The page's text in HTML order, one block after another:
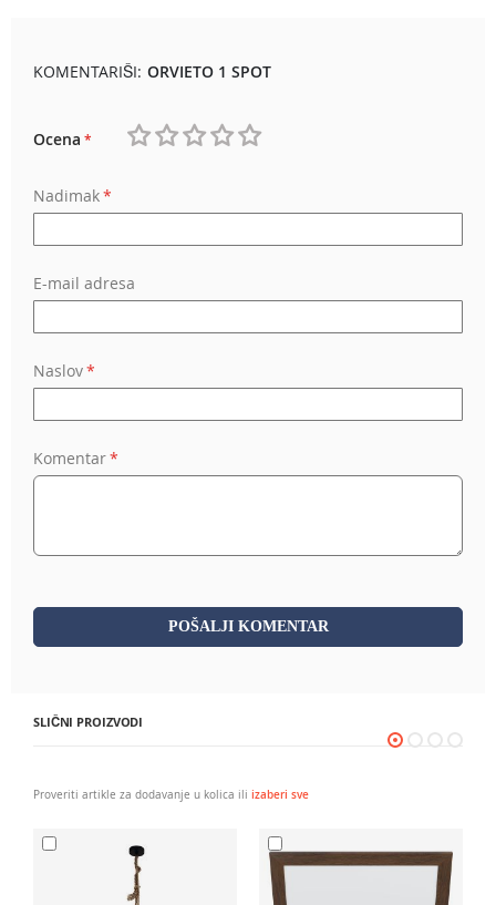
KOMENTARIŠI: ORVIETO 1 SPOT
Ocena
Nadimak
E-mail adresa
Naslov
Komentar
POŠALJI KOMENTAR
SLIČNI PROIZVODI
Proveriti artikle za dodavanje u kolica ili izaberi sve